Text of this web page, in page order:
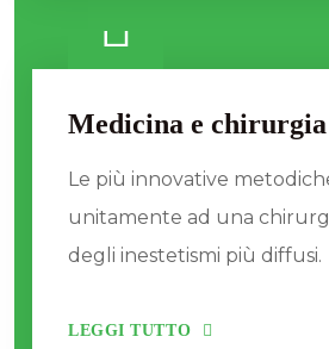
Medicina e chirurgia
Le più innovative
unitamente ad una
degli inestetismi più diffusi.
LEGGI TUTTO